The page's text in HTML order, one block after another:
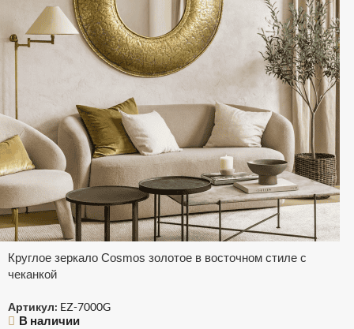
Круглое зеркало Cosmos золотое в восточном стиле с
чеканкой
Артикул: EZ-7000G
В наличии